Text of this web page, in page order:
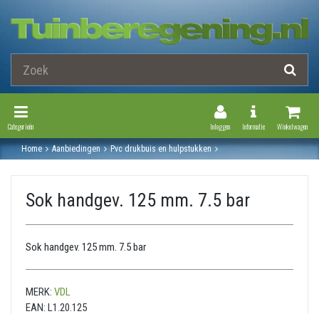
Winkelwagen
Toggle
Informatie
Inloggen
Toggle Navigation
Categorieën
Home Aanbiedingen
Pvc drukbuis en hulpstukken
Sok handgev. 125 mm. 7.5 bar
Sok handgev. 125 mm. 7.5 bar
MERK: VDL
EAN: L1.20.125